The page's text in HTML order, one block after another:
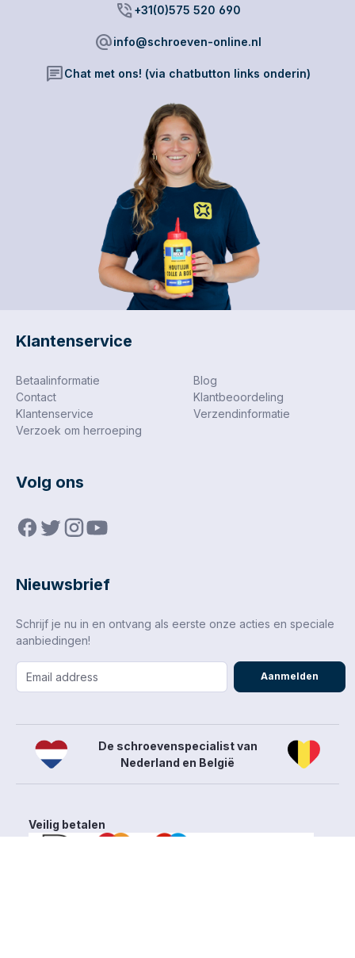
phone_in_talk+31(0)575 520 690
alternate_emailinfo@schroeven-online.nl
chatChat met ons! (via chatbutton links onderin)
Klantenservice
Betaalinformatie
Blog
Contact
Klantbeoordeling
Klantenservice
Verzendinformatie
Verzoek om herroeping
Volg ons
Nieuwsbrief
Schrijf je nu in en ontvang als eerste onze acties en speciale
aanbiedingen!
Aanmelden
De schroevenspecialist van
Nederland en België
Veilig betalen